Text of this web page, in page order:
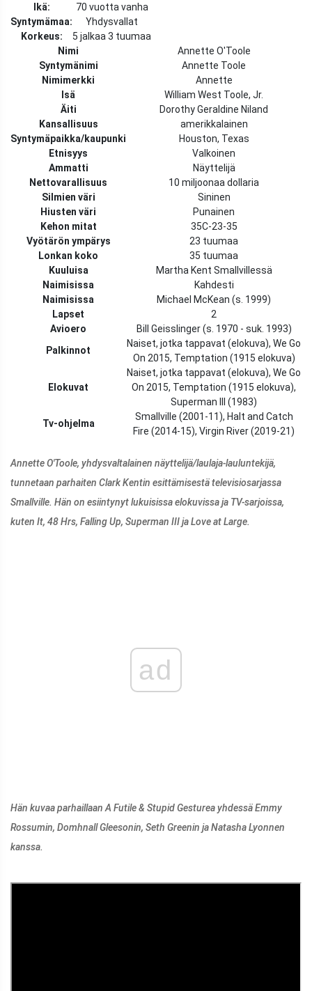
Ikä:
70 vuotta vanha
Syntymämaa:
Yhdysvallat
Korkeus:
5 jalkaa 3 tuumaa
Nimi
Annette O'Toole
Syntymänimi
Annette Toole
Nimimerkki
Annette
Isä
William West Toole, Jr.
Äiti
Dorothy Geraldine Niland
Kansallisuus
amerikkalainen
Syntymäpaikka/kaupunki
Houston, Texas
Etnisyys
Valkoinen
Ammatti
Näyttelijä
Nettovarallisuus
10 miljoonaa dollaria
Silmien väri
Sininen
Hiusten väri
Punainen
Kehon mitat
35C-23-35
Vyötärön ympärys
23 tuumaa
Lonkan koko
35 tuumaa
Kuuluisa
Martha Kent Smallvillessä
Naimisissa
Kahdesti
Naimisissa
Michael McKean (s. 1999)
Lapset
2
Avioero
Bill Geisslinger (s. 1970 - suk. 1993)
Palkinnot
Naiset, jotka tappavat (elokuva), We Go
On 2015, Temptation (1915 elokuva)
Elokuvat
Naiset, jotka tappavat (elokuva), We Go
On 2015, Temptation (1915 elokuva),
Superman III (1983)
Tv-ohjelma
Smallville (2001-11), Halt and Catch
Fire (2014-15), Virgin River (2019-21)
Annette O'Toole, yhdysvaltalainen näyttelijä/laulaja-lauluntekijä,
tunnetaan parhaiten Clark Kentin esittämisestä televisiosarjassa
Smallville. Hän on esiintynyt lukuisissa elokuvissa ja TV-sarjoissa,
kuten It, 48 Hrs, Falling Up, Superman III ja Love at Large.
ad
Hän kuvaa parhaillaan A Futile & Stupid Gesturea yhdessä Emmy
Rossumin, Domhnall Gleesonin, Seth Greenin ja Natasha Lyonnen
kanssa.